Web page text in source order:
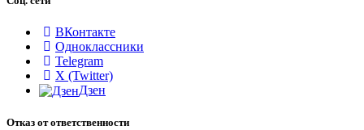
ВКонтакте
Одноклассники
Telegram
X (Twitter)
Дзен
Отказ от ответственности